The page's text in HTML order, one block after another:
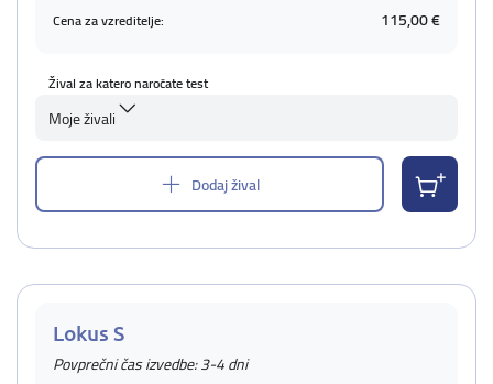
Cena za vzreditelje: 115,00 €
Žival za katero naročate test
Moje živali
Dodaj žival
Lokus S
Povprečni čas izvedbe: 3-4 dni